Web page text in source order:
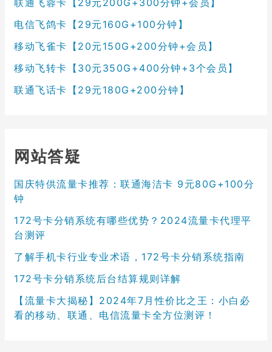
电信飞鸽卡【29元160G+100分钟】
移动飞雀卡【20元150G+200分钟+会员】
移动飞转卡【30元350G+400分钟+3个会员】
联通飞话卡【29元180G+200分钟】
网站答疑
国庆特供流量卡推荐：联通海洁卡 9元80G+100分
钟
172号卡分销系统有哪些优势？2024流量卡代理平
台测评
了解手机卡行业专业术语，172号卡分销系统指南
172号卡分销系统后台结算规则详解
【流量卡大揭秘】2024年7月性价比之王：小白必
看的移动、联通、电信流量卡全方位测评！